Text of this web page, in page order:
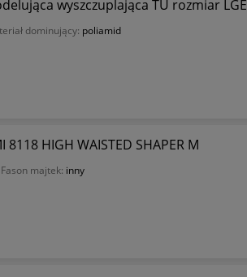
wyszczuplająca TU rozmiar LGE
dominujący: poliamid
HIGH WAISTED SHAPER M
Fason majtek: inny